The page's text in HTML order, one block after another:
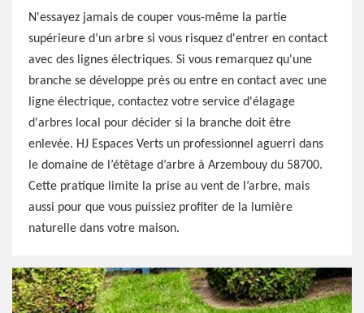
N'essayez jamais de couper vous-même la partie
supérieure d’un arbre si vous risquez d'entrer en contact
avec des lignes électriques. Si vous remarquez qu'une
branche se développe près ou entre en contact avec une
ligne électrique, contactez votre service d'élagage
d'arbres local pour décider si la branche doit être
enlevée. HJ Espaces Verts un professionnel aguerri dans
le domaine de l’étêtage d’arbre à Arzembouy du 58700.
Cette pratique limite la prise au vent de l’arbre, mais
aussi pour que vous puissiez profiter de la lumière
naturelle dans votre maison.